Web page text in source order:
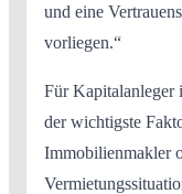
und eine
vorliegen.“
Für Kapitalanleger
der wichtigste
Immobilienmakler